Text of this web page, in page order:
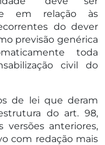
em relação às
do dever
previsão genérica
toda
civil do
de lei que deram
do art. 98,
versões anteriores,
com redação mais